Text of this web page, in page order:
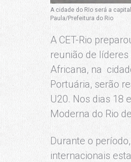
A cidade do RIo será a
Paula/Prefeitura do Rio
A CET-Rio
reunião de
Africana, na
Portuária, serão
U20. Nos dias 18
Moderna do Rio
Durante o
internacionais